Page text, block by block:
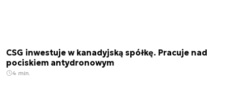
CSG inwestuje w kanadyjską spółkę. Pracuje nad
pociskiem antydronowym
4 min.